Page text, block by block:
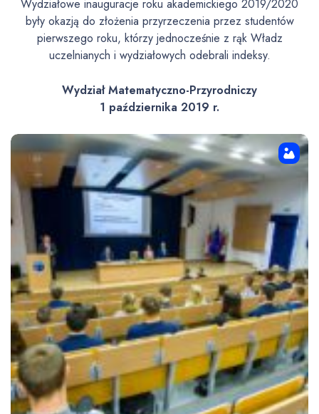
Wydziałowe inauguracje roku akademickiego 2019/2020
były okazją do złożenia przyrzeczenia przez studentów
pierwszego roku, którzy jednocześnie z rąk Władz
uczelnianych i wydziałowych odebrali indeksy.
Wydział Matematyczno-Przyrodniczy
1 października 2019 r.